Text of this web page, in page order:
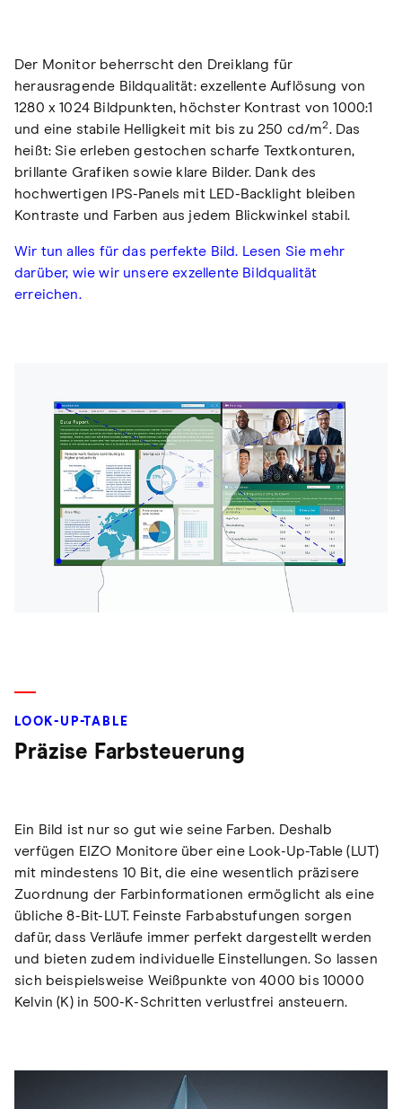
Der Monitor beherrscht den Dreiklang für
herausragende Bildqualität: exzellente Auflösung von
1280 x 1024 Bildpunkten, höchster Kontrast von 1000:1
und eine stabile Helligkeit mit bis zu 250 cd/m2. Das
heißt: Sie erleben gestochen scharfe Textkonturen,
brillante Grafiken sowie klare Bilder. Dank des
hochwertigen IPS-Panels mit LED-Backlight bleiben
Kontraste und Farben aus jedem Blickwinkel stabil.
Wir tun alles für das perfekte Bild. Lesen Sie mehr
darüber, wie wir unsere exzellente Bildqualität
erreichen.
LOOK-UP-TABLE
Präzise Farbsteuerung
Ein Bild ist nur so gut wie seine Farben. Deshalb
verfügen EIZO Monitore über eine Look-Up-Table (LUT)
mit mindestens 10 Bit, die eine wesentlich präzisere
Zuordnung der Farbinformationen ermöglicht als eine
übliche 8-Bit-LUT. Feinste Farbabstufungen sorgen
dafür, dass Verläufe immer perfekt dargestellt werden
und bieten zudem individuelle Einstellungen. So lassen
sich beispielsweise Weißpunkte von 4000 bis 10000
Kelvin (K) in 500-K-Schritten verlustfrei ansteuern.